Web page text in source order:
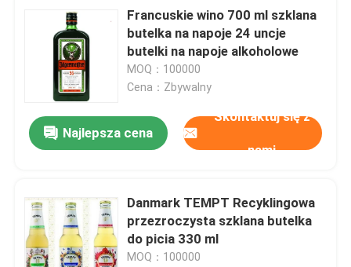
Francuskie wino 700 ml szklana
butelka na napoje 24 uncje
butelki na napoje alkoholowe
MOQ：100000
Cena：Zbywalny
Najlepsza cena
Skontaktuj się z
nami
Danmark TEMPT Recyklingowa
przezroczysta szklana butelka
do picia 330 ml
MOQ：100000